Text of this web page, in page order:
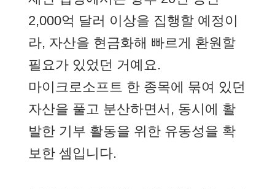
2,000억 달러 이상을 집행할 예정이
라, 자산을 현금화해 빠르게 환원할
필요가 있었던 거예요.
마이크로소프트 한 종목에 묶여 있던
자산을 풀고 분산하면서, 동시에 활
발한 기부 활동을 위한 유동성을 확
보한 셈입니다.